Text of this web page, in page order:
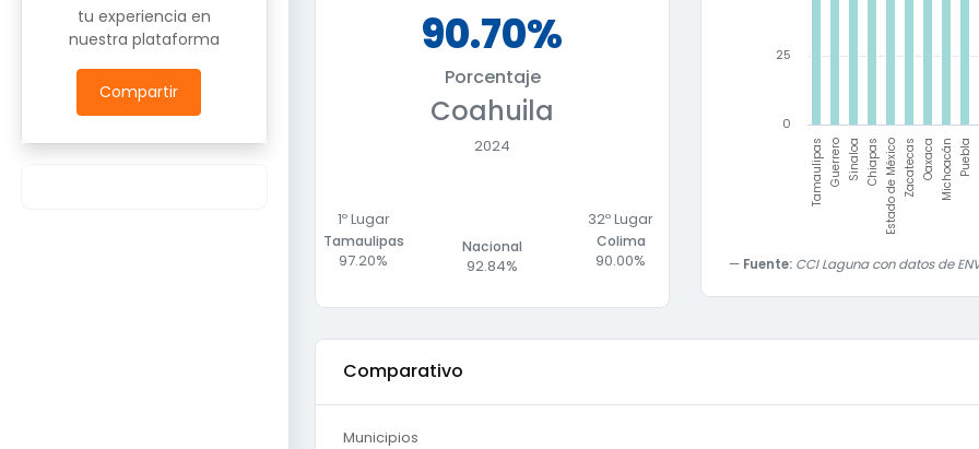
tu experiencia en
nuestra plataforma
Compartir
90.70%
Porcentaje
Coahuila
2024
1º Lugar
Tamaulipas
97.20%
Nacional
92.84%
32º Lugar
Colima
90.00%
TamaulipasGuerrero Sinaloa ChiapasEstado de MéxicoZacatecas Oaxaca Michoacán Puebla
0
25
Fuente: CCI Laguna con datos de
Comparativo
Municipios